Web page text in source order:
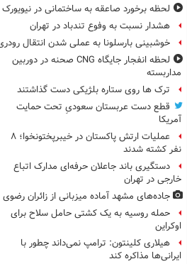
لحظه برخورد صاعقه به ساختمانی در نیویورک
هشدار نسبت به وفوع تندباد در تهران
خوشبینی بارسلونا به عملی شدن انتقال
لحظه انفجار جایگاه CNG صحنه در دوربین
مداربسته
ترک ها روی ستاره بلژیکی دست گذاشتند
قطع دست عربستان سعودیِ تحت حمایت
آمریکا
عملیات ارتش پاکستان در خیبرپختونخوا؛ ۸
نفر کشته شدند
دستگیری باند جاعلان حرفه‌ای مدارک اتباع
خارجی در تهران
جاده‌های مشهد آماده میزبانی از زائران رضوی
حمله روسیه به یک کشتی حامل سلاح برای
اوکراین
هیلاری کلینتون: ترامپ نمی‌داند چطور با
ایرانی‌ها مذاکره کند